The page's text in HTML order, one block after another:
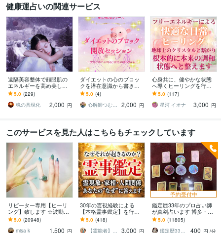
健康運占いの関連サービス
遠隔美容整体で顔眼肌の
エネルギーを高め美しく
します この遠隔のエネル
ギーで美しさを醸し出し
てください
5.0 (229)
魂の具現化
2,000 円
ダイエットの心のブロッ
クを潜在意識から書き換
えます 愛の循環シリー
ズ・ダイエット編～食べ
すぎ・自己嫌悪を手放す
5.0 (4)
心解師つむぎ｜ヒーリング＆霊感タロット
2,000 円
心身共に、健やかな状態
へ導くヒーリングを行い
ます ストレス解放/本来の
調子を取り戻すフリーエ
ネルギーヒーリング
5.0 (117)
星河 イオナ
3,000 円
このサービスを見た人はこちらもチェックしています
リピーター専用【ヒーリ
ング】致します ☆波動を
上げ、流れを良くします
☆
5.0 (20948)
misa k
1,500 円
30年の霊視経験による
【本格霊事鑑定】を行い
ます 霊現象・家相・家
系・先祖・土地・人間関
係・悪縁・因縁・厄払い
5.0 (418)
【霊能者】天晴
3,000 円
予約受付中
鑑定歴33年のプロ占い師
が真剣占います 博多・廓
屋の純血統占い祈願師
雷鳥
5.0 (11805)
鑑定歴33年のプロ占い師 雷鳥
400 円 /分